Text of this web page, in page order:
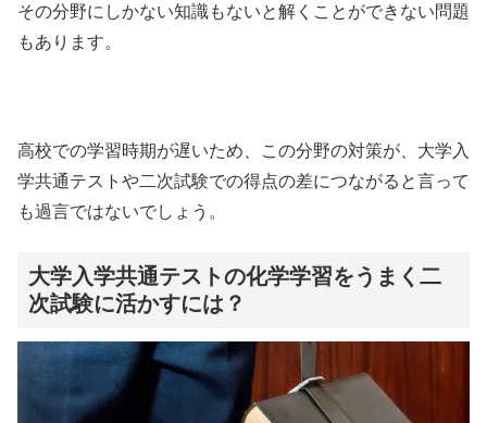
その分野にしかない知識もないと解くことができない問題
もあります。
高校での学習時期が遅いため、この分野の対策が、大学入
学共通テストや二次試験での得点の差につながると言って
も過言ではないでしょう。
大学入学共通テストの化学学習をうまく二
次試験に活かすには？